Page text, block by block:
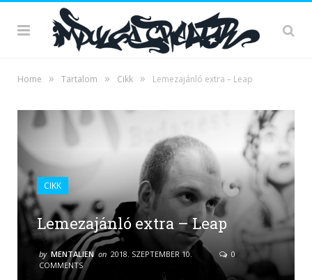
Home » Tartalom » Cikk » Lemezajánló extra – Leap
CIKK
Lemezajánló extra – Leap
by MENTALIEN on 2018. SZEPTEMBER 10.
0
COMMENTS